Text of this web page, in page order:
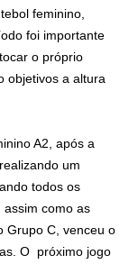
feminino,
foi importante
o próprio
objetivos a altura
A2, após a
um
todos os
assim como as
Grupo C, venceu o
O próximo jogo